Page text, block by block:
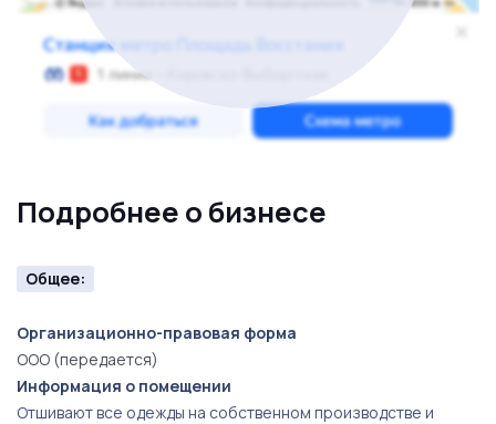
Подробнее о бизнесе
Общее:
Организационно-правовая форма
ООО (передается)
Информация о помещении
Отшивают все одежды на собственном производстве и